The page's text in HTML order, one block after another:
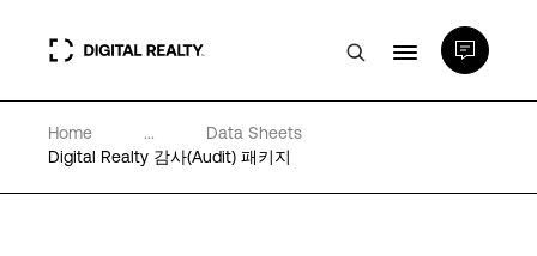
데이터 센터
Home ...
Data Sheets
Digital Realty 감사(Audit) 패키지